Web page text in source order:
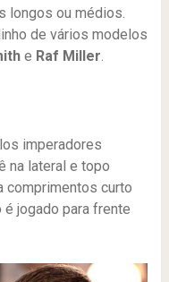
longos ou médios.
de vários modelos
e Raf Miller
imperadores
na lateral e topo
comprimentos curto
jogado para frente